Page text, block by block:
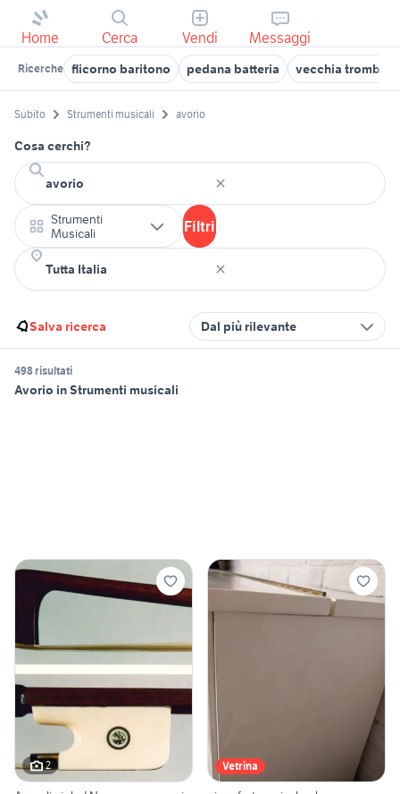
Home Cerca Vendi Messaggi
Ricerche flicorno baritono pedana batteria vecchia tromba
Subito Strumenti musicali avorio
Cosa cerchi?
Strumenti
Musicali
Filtri
Salva ricerca Dal più rilevante
498 risultati
Avorio in Strumenti musicali
2 Vetrina